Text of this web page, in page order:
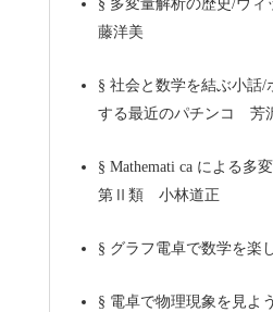
§ 多変量解析の歴史/ウ
藤洋美
§ 社会と数学を結ぶ小話/
する最近のパチンコ 芳
§ Mathemati ca による多
第Ⅱ類 小林道正
§ グラフ電卓で数学を
§ 電卓で物理現象を見よ